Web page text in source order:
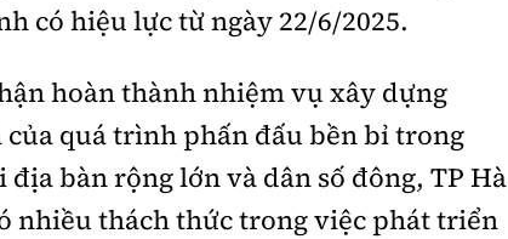
có hiệu lực từ ngày 22/6/2025.
hoàn thành nhiệm vụ xây dựng
quá trình phấn đấu bền bỉ trong
địa bàn rộng lớn và dân số đông, TP Hà
nhiều thách thức trong việc phát triển